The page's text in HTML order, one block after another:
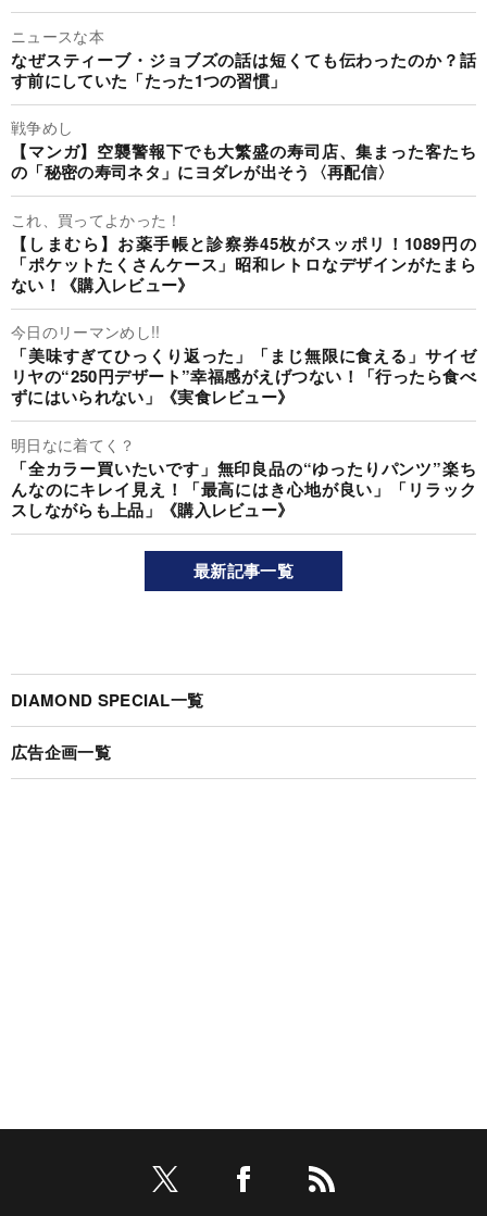
ニュースな本
なぜスティーブ・ジョブズの話は短くても伝わったのか？話
す前にしていた「たった1つの習慣」
戦争めし
【マンガ】空襲警報下でも大繁盛の寿司店、集まった客たち
の「秘密の寿司ネタ」にヨダレが出そう〈再配信〉
これ、買ってよかった！
【しまむら】お薬手帳と診察券45枚がスッポリ！1089円の
「ポケットたくさんケース」昭和レトロなデザインがたまら
ない！《購入レビュー》
今日のリーマンめし!!
「美味すぎてひっくり返った」「まじ無限に食える」サイゼ
リヤの“250円デザート”幸福感がえげつない！「行ったら食べ
ずにはいられない」《実食レビュー》
明日なに着てく？
「全カラー買いたいです」無印良品の“ゆったりパンツ”楽ち
んなのにキレイ見え！「最高にはき心地が良い」「リラック
スしながらも上品」《購入レビュー》
最新記事一覧
DIAMOND SPECIAL一覧
広告企画一覧